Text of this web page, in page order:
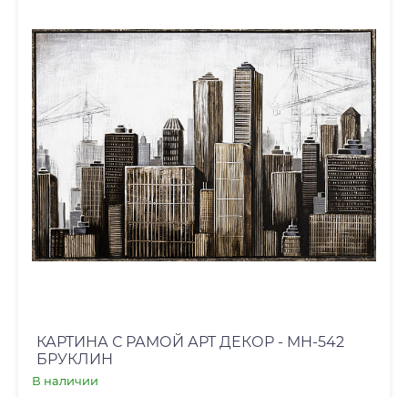
КАРТИНА С РАМОЙ АРТ ДЕКОР - MH-542
БРУКЛИН
В наличии